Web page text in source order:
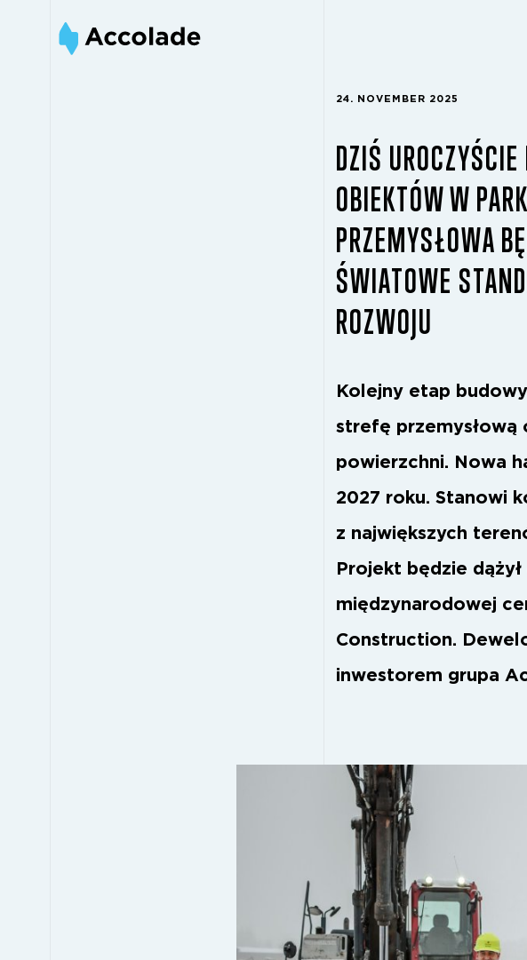
24. NOVEMBER 2025
DZIŚ
OBIEKTÓW W
PRZEMYSŁOWA
ŚWIATOWE
ROZWOJU
Kolejny etap
strefę przemysłową
powierzchni. Nowa
2027 roku. Stanowi
z największych
Projekt będzie
międzynarodowej
Construction.
inwestorem grupa